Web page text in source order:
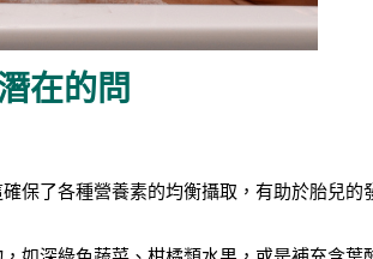
在的問
保了各種營養素的均衡攝取，有助於胎兒的